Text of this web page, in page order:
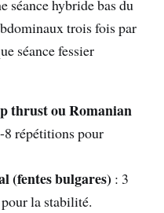
séance hybride bas du
trois fois par
séance fessier
thrust ou Romanian
8 répétitions pour
(fentes bulgares) : 3
la stabilité.